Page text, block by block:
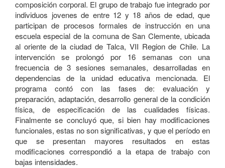
composición corporal. El grupo de trabajo fue integrado por
individuos jovenes de entre 12 y 18 años de edad, que
participan de procesos formales de instrucción en una
escuela especial de la comuna de San Clemente, ubicada
al oriente de la ciudad de Talca, VII Region de Chile. La
intervención se prolongó por 16 semanas con una
frecuencia de 3 sesiones semanales, desarrolladas en
dependencias de la unidad educativa mencionada. El
programa contó con las fases de: evaluación y
preparación, adaptación, desarrollo general de la condición
física, de especificación de las cualidades físicas.
Finalmente se concluyó que, si bien hay modificaciones
funcionales, estas no son significativas, y que el período en
que se presentan mayores resultados en estas
modificaciones correspondió a la etapa de trabajo con
bajas intensidades.